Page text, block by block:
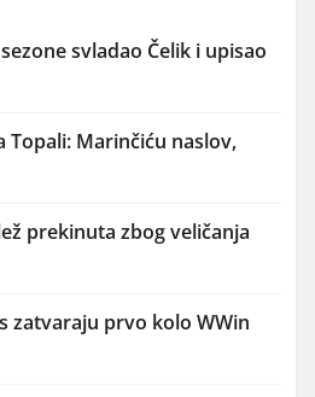
svladao Čelik i upisao
Topali: Marinčiću naslov,
prekinuta zbog veličanja
zatvaraju prvo kolo WWin